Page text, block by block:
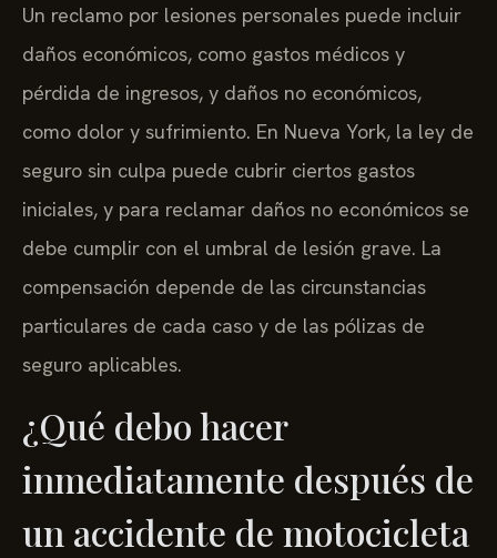
Un reclamo por lesiones personales puede incluir
daños económicos, como gastos médicos y
pérdida de ingresos, y daños no económicos,
como dolor y sufrimiento. En Nueva York, la ley de
seguro sin culpa puede cubrir ciertos gastos
iniciales, y para reclamar daños no económicos se
debe cumplir con el umbral de lesión grave. La
compensación depende de las circunstancias
particulares de cada caso y de las pólizas de
seguro aplicables.
¿Qué debo hacer
inmediatamente después de
un accidente de motocicleta